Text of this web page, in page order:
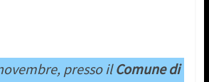
presso ilComune di